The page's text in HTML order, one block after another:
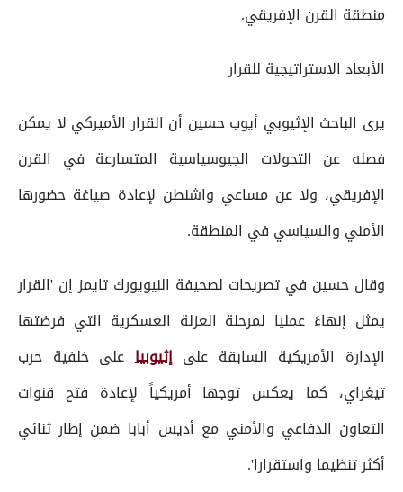
منطقة القرن الإفريقي.
الأبعاد الاستراتيجية للقرار
يرى الباحث الإثيوبي أيوب حسين أن القرار الأميركي لا يمكن
فصله عن التحولات الجيوسياسية المتسارعة في القرن
الإفريقي، ولا عن مساعي واشنطن لإعادة صياغة حضورها
الأمني والسياسي في المنطقة.
وقال حسين في تصريحات لصحيفة النيويورك تايمز إن 'القرار
يمثل إنهاءً عمليا لمرحلة العزلة العسكرية التي فرضتها
الإدارة الأمريكية السابقة علىإثيوبياعلى خلفية حرب
تيغراي، كما يعكس توجها أمريكياً لإعادة فتح قنوات
التعاون الدفاعي والأمني مع أديس أبابا ضمن إطار ثنائي
أكثر تنظيما واستقرارا'.